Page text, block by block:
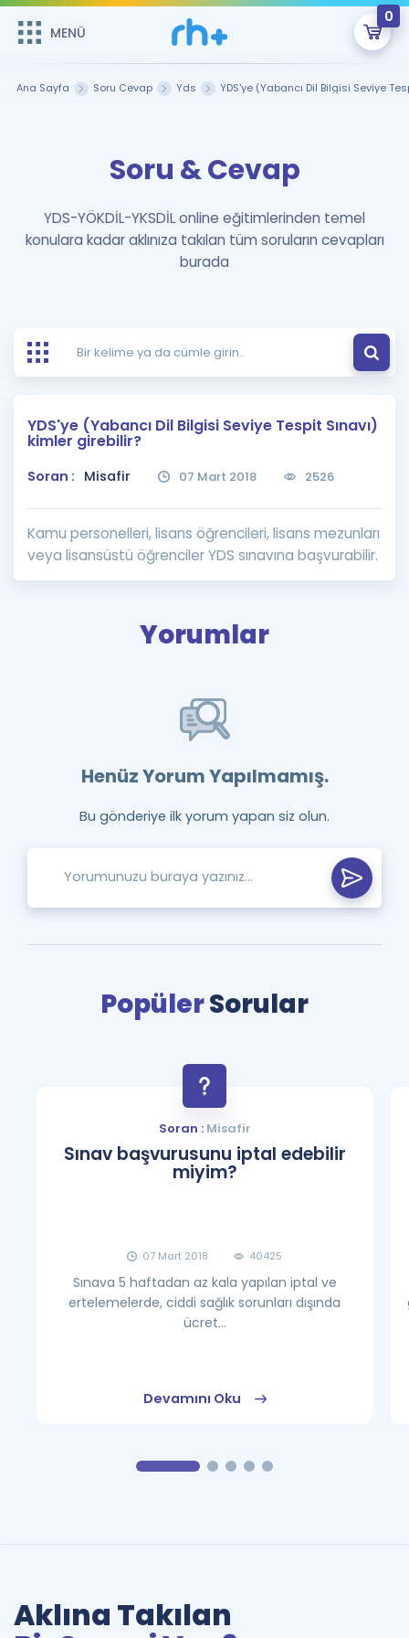
MENÜ
0
Şifremi Hatırlamıyorum
GİRİŞ YAP
Remzi Hoca ile seni sınava hazırlayacak onlarca eğitim seni
bekliyor!
MENÜ
Çalışma Paketleri
Kitaplar ve Kaynaklar
Ücretsiz Kaynaklar
Puan Hesaplama
Rehberlik Aracı
ÖSYM Sınav Takvimi
Kampanyalar
İngilizce Gramer
Blog
İngilizce Gramer
Hakkımızda
Ana Sayfa Soru Cevap Yds YDS'ye (Yabancı Dil Bilgisi Seviye
Soru & Cevap
YDS-YÖKDİL-YKSDİL online eğitimlerinden temel
konulara kadar aklınıza takılan tüm soruların cevapları
burada
YDS'ye (Yabancı Dil Bilgisi Seviye Tespit Sınavı)
kimler girebilir?
Soran : Misafir 07 Mart 2018 2526
Kamu personelleri, lisans öğrencileri, lisans mezunları
veya lisansüstü öğrenciler YDS sınavına başvurabilir.
Yorumlar
Henüz Yorum Yapılmamış.
Bu gönderiye ilk yorum yapan siz olun.
PopülerSorular
Soran :Misafir
Sınav başvurusunu iptal edebilir
miyim?
07 Mart 2018 40425
Sınava 5 haftadan az kala yapılan iptal ve
ertelemelerde, ciddi sağlık sorunları dışında
ücret...
Devamını Oku
Aklına Takılan